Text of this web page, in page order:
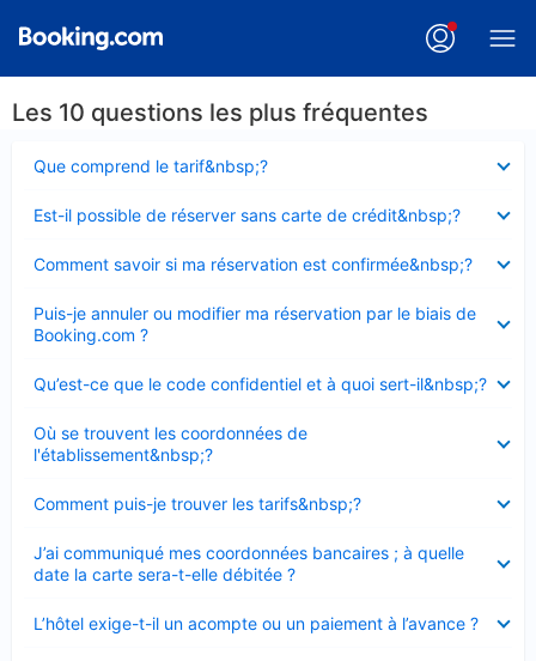
Les 10 questions les plus fréquentes
Que comprend le tarif&nbsp;?
fermé
Est-il possible de réserver sans carte de crédit&nbsp;?
fermé
Comment savoir si ma réservation est confirmée&nbsp;?
fermé
Puis-je annuler ou modifier ma réservation par le biais de
Booking.com ?
fermé
Qu’est-ce que le code confidentiel et à quoi sert-il&nbsp;?
fermé
Où se trouvent les coordonnées de
l'établissement&nbsp;?
fermé
Comment puis-je trouver les tarifs&nbsp;?
fermé
J’ai communiqué mes coordonnées bancaires ; à quelle
date la carte sera-t-elle débitée ?
fermé
L’hôtel exige-t-il un acompte ou un paiement à l’avance ?
fermé